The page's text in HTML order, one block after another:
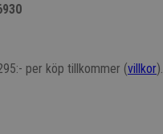
per köp tillkommer (villkor).